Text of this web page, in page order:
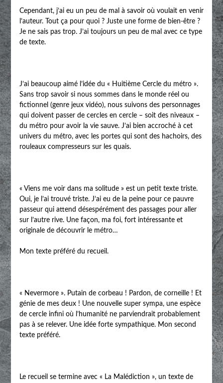
Cependant, j’ai eu un peu de mal à savoir où voulait en venir
l’auteur. Tout ça pour quoi ? Juste une forme de bien-être ?
Je ne sais pas trop. J’ai toujours un peu de mal avec ce type
de texte.
J’ai beaucoup aimé l’idée du « Huitième Cercle du métro ».
Sans trop savoir si nous sommes dans le monde réel ou
fictionnel (genre jeux vidéo), nous suivons des personnages
qui doivent passer de cercles en cercle – soit des niveaux –
du métro pour avoir la vie sauve. J’ai bien accroché à cet
univers du métro, avec les portes qui sont des hachoirs, des
rouleaux compresseurs sur les quais.
« Viens me voir dans ma solitude » est un petit texte triste.
Oui, je l’ai trouvé triste. J’ai eu de la peine pour ce pauvre
passeur qui attend désespérément des passages pour aller
sur l’autre rive. Une façon, ma foi, fort intéressante et
originale de découvrir le métro…
Mon texte préféré du recueil.
« Nevermore ». Putain de corbeau ! Pardon, de corneille ! Et
génie de mes deux ! Une nouvelle super sympa, une espèce
de cercle infini où l’humanité ne parviendrait probablement
pas à se relever. Une idée forte sympathique. Mon second
texte préféré.
Le recueil se termine avec « La Malédiction », un texte de